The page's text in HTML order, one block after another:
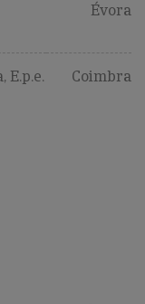
Évora
E.p.e. Coimbra